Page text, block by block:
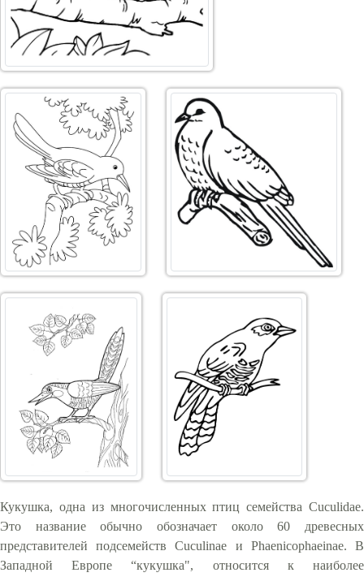
Кукушка, одна из многочисленных птиц семейства Cuculidae.
Это название обычно обозначает около 60 древесных
представителей подсемейств Cuculinae и Phaenicophaeinae. В
Западной Европе “кукушка", относится к наиболее